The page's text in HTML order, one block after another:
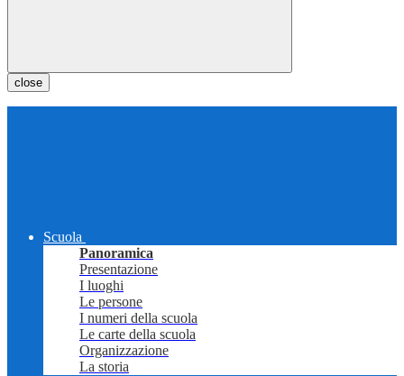
close
Scuola
Panoramica
Presentazione
I luoghi
Le persone
I numeri della scuola
Le carte della scuola
Organizzazione
La storia